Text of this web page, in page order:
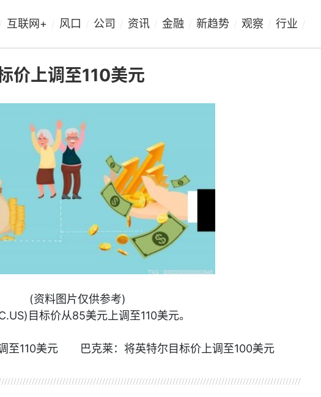
互联网+ 风口 公司 资讯 金融 新趋势 观察 行业
价上调至110美元
(资料图片仅供参考)
目标价从85美元上调至110美元。
至110美元 巴克莱：将英特尔目标价上调至100美元